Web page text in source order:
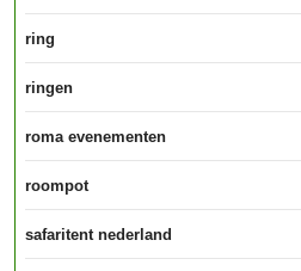
ring
ringen
roma evenementen
roompot
safaritent nederland